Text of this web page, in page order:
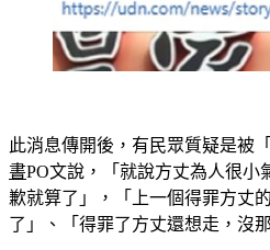
此消息傳開後，有民眾質疑是被
書PO文說，「就說方丈為人很小
歉就算了」，「上一個得罪方丈
了」、「得罪了方丈還想走，沒